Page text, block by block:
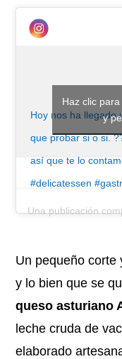
Hoy nos ha llegado
que probar si o si.
así que te lo
#delicatessen
Una publicación
Haz clic
y
Un pequeño corte
y lo bien que se
queso asturiano
leche cruda de
elaborado